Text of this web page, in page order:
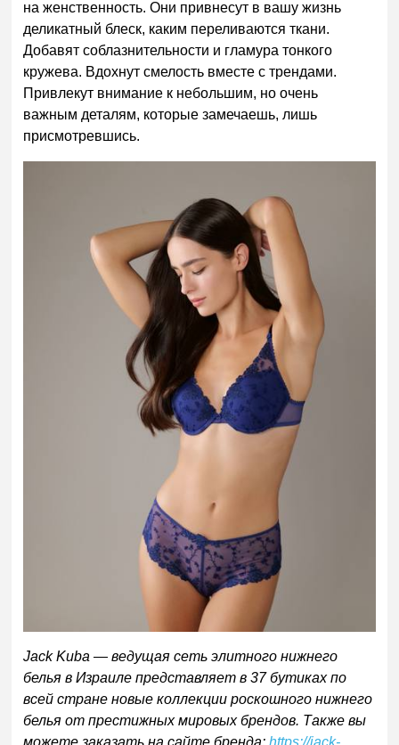
на женственность. Они привнесут в вашу жизнь
деликатный блеск, каким переливаются ткани.
Добавят соблазнительности и гламура тонкого
кружева. Вдохнут смелость вместе с трендами.
Привлекут внимание к небольшим, но очень
важным деталям, которые замечаешь, лишь
присмотревшись.
Jack Kuba —ведущая сеть элитного нижнего
белья в Израиле представляет в 37 бутиках по
всей стране новые коллекции роскошного нижнего
белья от престижных мировых брендов. Также вы
можете заказать на сайте бренда:https://jack-